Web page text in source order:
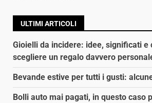
ULTIMI ARTICOLI
Gioielli da incidere: idee, significati e
scegliere un regalo davvero
Bevande estive per tutti i gusti:
Bolli auto mai pagati, in questo caso